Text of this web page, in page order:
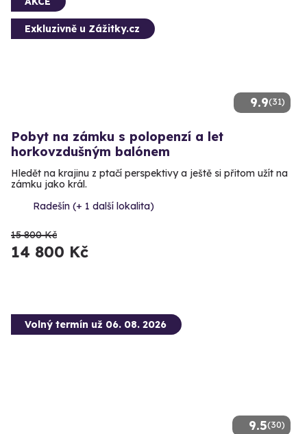
9.9(31)
Exkluzivně u Zážitky.cz
Pobyt na zámku s polopenzí a let
horkovzdušným balónem
Hledět na krajinu z ptačí perspektivy a ještě si přitom užít na
zámku jako král.
Radešín (+ 1 další lokalita)
15 800 Kč
14 800 Kč
9.5(30)
Volný termín už 06. 08. 2026